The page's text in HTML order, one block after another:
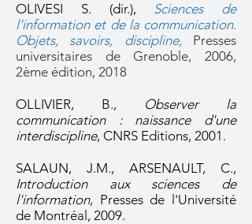
OLIVESI S. (dir.), Sciences de
l'information et de la communication.
Objets, savoirs, discipline,
Presses
universitaires de Grenoble, 2006,
2ème édition, 2018
OLLIVIER, B., Observer la
communication : naissance d'une
interdiscipline, CNRS Editions, 2001.
SALAUN, J.M., ARSENAULT, C.,
Introduction aux sciences de
l'information, Presses de l'Université
de Montréal, 2009.